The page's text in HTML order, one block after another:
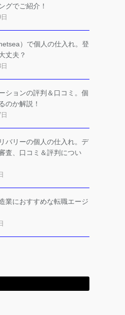
グでご紹介！
）で個人の仕入れ。登
丈夫？
ションの評判＆口コミ。個
のか解説！
バリーの個人の仕入れ。デ
査、口コミ＆評判につい
業におすすめな転職エージ